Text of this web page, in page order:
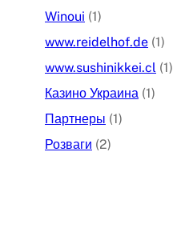
Winoui (1)
www.reidelhof.de (1)
www.sushinikkei.cl (1)
Казино Украина (1)
Партнеры (1)
Розваги (2)